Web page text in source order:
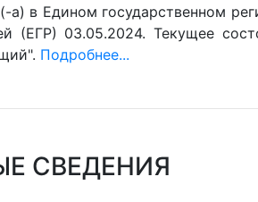
а) в Едином государственном
(ЕГР) 03.05.2024. Текущее
Подробнее...
СВЕДЕНИЯ